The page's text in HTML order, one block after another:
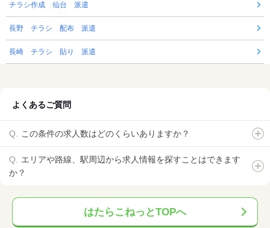
チラシ作成 仙台 派遣
長野 チラシ 配布 派遣
長崎 チラシ 貼り 派遣
よくあるご質問
この条件の求人数はどのくらいありますか？
エリアや路線、駅周辺から求人情報を探すことはできます
か？
はたらこねっとTOPへ